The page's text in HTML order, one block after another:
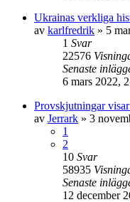
Ukrainas verkliga
av karlfredrik » 5
1 Svar
22576
Senaste
6 mars 2022,
Provskjutningar
av Jerrark » 3
1
2
10 Svar
58935
Senaste
12 december